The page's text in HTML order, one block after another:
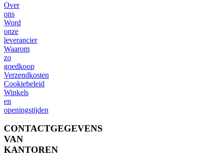
Over
ons
Word
onze
leverancier
Waarom
zo
goedkoop
Verzendkosten
Cookiebeleid
Winkels
en
openingstijden
CONTACTGEGEVENS
VAN
KANTOREN